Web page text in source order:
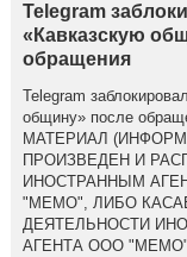
Telegram
«Кавказскую
обращения
Telegram
общину» после
МАТЕРИАЛ
ПРОИЗВЕДЕН И
ИНОСТРАННЫМ
"МЕМО", ЛИБО
ДЕЯТЕЛЬНОСТИ
АГЕНТА ООО "МЕМО".